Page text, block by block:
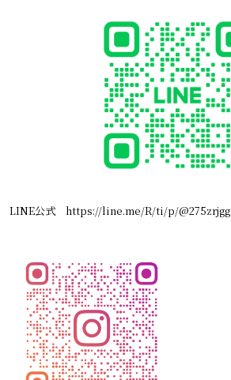
LINE公式 https://line.me/R/ti/p/@275zrjgg